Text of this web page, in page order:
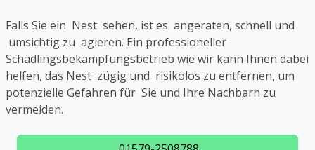
Falls Sie ein Nest sehen, ist es angeraten, schnell und
umsichtig zu agieren. Ein professioneller
Schädlingsbekämpfungsbetrieb wie wir kann Ihnen dabei
helfen, das Nest zügig und risikolos zu entfernen, um
potenzielle Gefahren für Sie und Ihre Nachbarn zu
vermeiden.